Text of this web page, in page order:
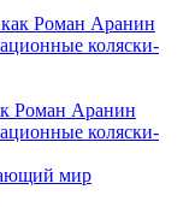
Роман Аранин
коляски-